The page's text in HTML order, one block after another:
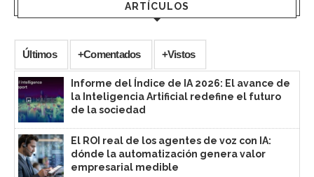
ARTÍCULOS
Últimos +Comentados +Vistos
Informe del Índice de IA 2026: El avance de
la Inteligencia Artificial redefine el futuro
de la sociedad
El ROI real de los agentes de voz con IA:
dónde la automatización genera valor
empresarial medible